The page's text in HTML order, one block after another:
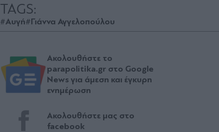
TAGS:
#Αυγή#Γιάννα Αγγελοπούλου
Ακολουθήστε το
parapolitika.gr στο Google
News για άμεση και έγκυρη
ενημέρωση
Ακολουθήστε μας στο
facebook